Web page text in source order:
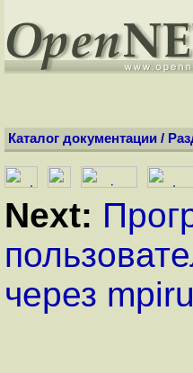
Каталог документации /
Next:
через